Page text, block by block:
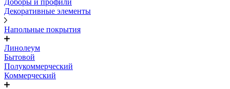
Доборы и профили
Декоративные элементы
Напольные покрытия
Линолеум
Бытовой
Полукоммерческий
Коммерческий